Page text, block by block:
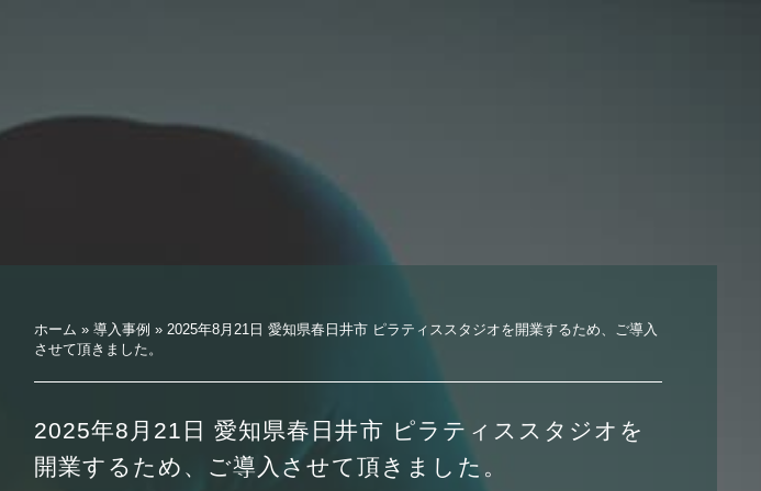
ホーム » 導入事例 » 2025年8月21日 愛知県春日井市 ピラティススタジオを開業するため、ご導入
させて頂きました。
2025年8月21日 愛知県春日井市 ピラティススタジオを
開業するため、ご導入させて頂きました。